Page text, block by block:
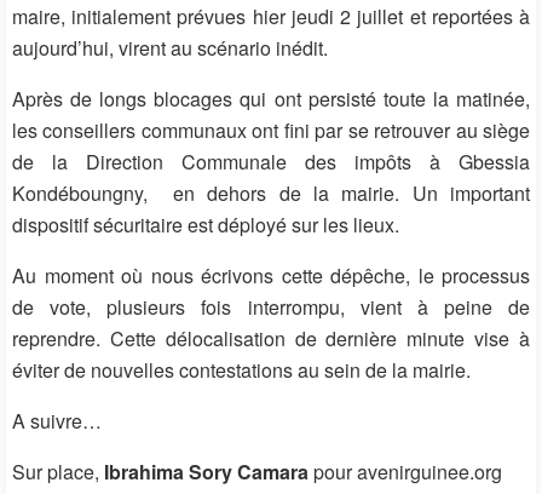
maire, initialement prévues hier jeudi 2 juillet et reportées à
aujourd’hui, virent au scénario inédit.
Après de longs blocages qui ont persisté toute la matinée,
les conseillers communaux ont fini par se retrouver au siège
de la Direction Communale des impôts à Gbessia
Kondéboungny, en dehors de la mairie. Un important
dispositif sécuritaire est déployé sur les lieux.
Au moment où nous écrivons cette dépêche, le processus
de vote, plusieurs fois interrompu, vient à peine de
reprendre. Cette délocalisation de dernière minute vise à
éviter de nouvelles contestations au sein de la mairie.
A suivre…
Sur place, Ibrahima Sory Camara pour avenirguinee.org